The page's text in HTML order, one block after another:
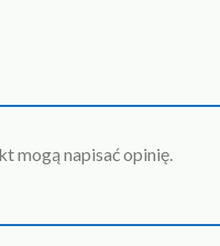
mogą napisać opinię.